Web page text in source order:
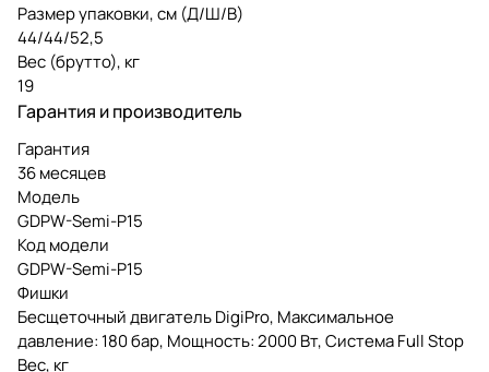
Размер упаковки, см (Д/Ш/В)
44/44/52,5
Вес (брутто), кг
19
Гарантия и производитель
Гарантия
36 месяцев
Модель
GDPW-Semi-P15
Код модели
GDPW-Semi-P15
Фишки
Бесщеточный двигатель DigiPro, Максимальное
давление: 180 бар, Мощность: 2000 Вт, Система Full Stop
Вес, кг